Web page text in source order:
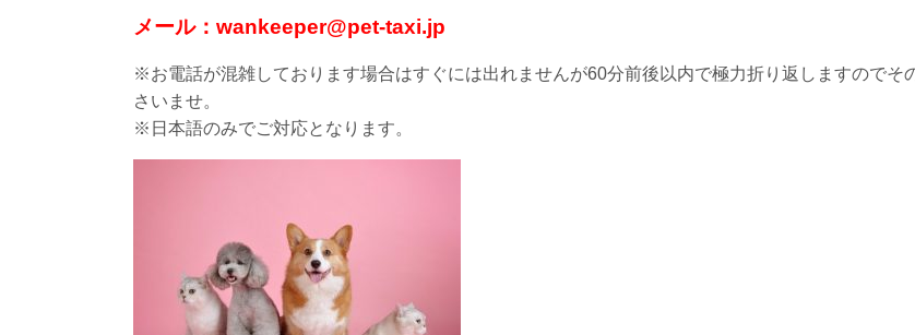
メール：wankeeper@pet-taxi.jp
※お電話が混雑しております場合はすぐには出れませんが60分前後以内で極力折り返しますのでそ
さいませ。
※日本語のみでご対応となります。